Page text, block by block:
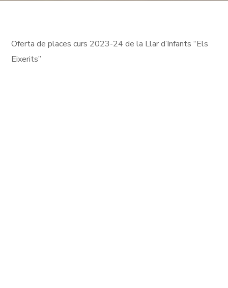
Oferta de places curs 2023-24 de la Llar d’Infants “Els
Eixerits”